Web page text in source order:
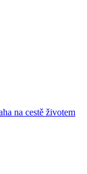
na cestě životem